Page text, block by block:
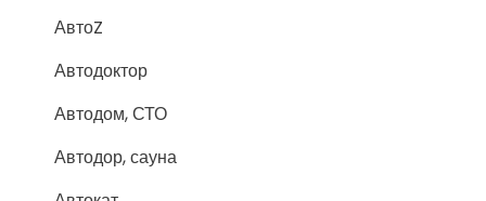
АвтоZ
Автодоктор
Автодом, СТО
Автодор, сауна